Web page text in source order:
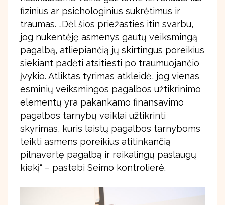
fizinius ar psichologinius sukrėtimus ir
traumas. „Dėl šios priežasties itin svarbu,
jog nukentėję asmenys gautų veiksmingą
pagalbą, atliepiančią jų skirtingus poreikius
siekiant padėti atsitiesti po traumuojančio
įvykio. Atliktas tyrimas atkleidė, jog vienas
esminių veiksmingos pagalbos užtikrinimo
elementų yra pakankamo finansavimo
pagalbos tarnybų veiklai užtikrinti
skyrimas, kuris leistų pagalbos tarnyboms
teikti asmens poreikius atitinkančią
pilnavertę pagalbą ir reikalingų paslaugų
kiekį“ – pastebi Seimo kontrolierė.